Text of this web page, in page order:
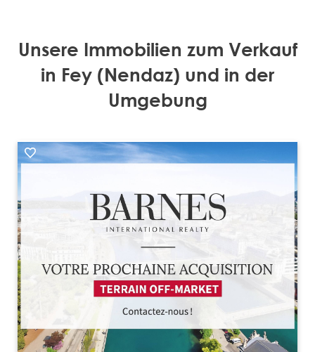
Unsere Immobilien zum Verkauf
in Fey (Nendaz) und in der
Umgebung